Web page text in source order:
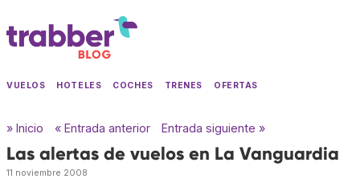
VUELOS HOTELES COCHES TRENES OFERTAS
» Inicio « Entrada anterior Entrada siguiente »
Las alertas de vuelos en La Vanguardia
11 noviembre 2008